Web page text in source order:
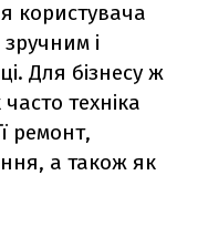
користувача
і
Для бізнесу ж
техніка
ремонт,
а також як